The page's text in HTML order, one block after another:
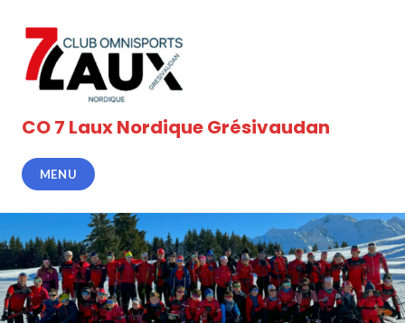
contenu
principal
CO 7 Laux Nordique Grésivaudan
MENU